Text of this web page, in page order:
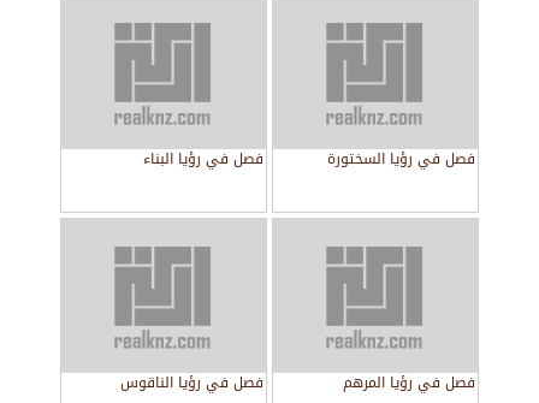
فصل في رؤيا السختورة فصل في رؤيا البناء
فصل في رؤيا المرهم فصل في رؤيا الناقوس